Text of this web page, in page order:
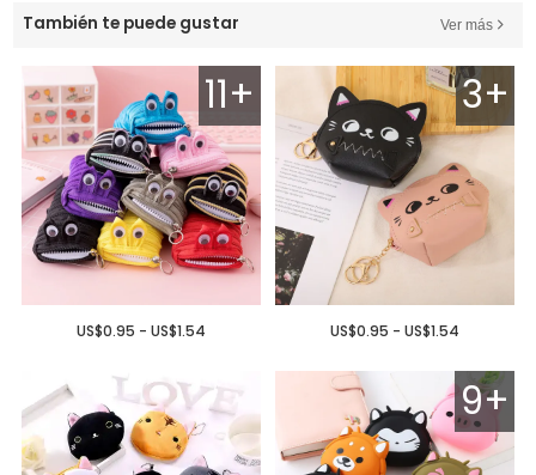
También te puede gustar Ver más
11+
US$0.95 - US$1.54
3+
US$0.95 - US$1.54
9+